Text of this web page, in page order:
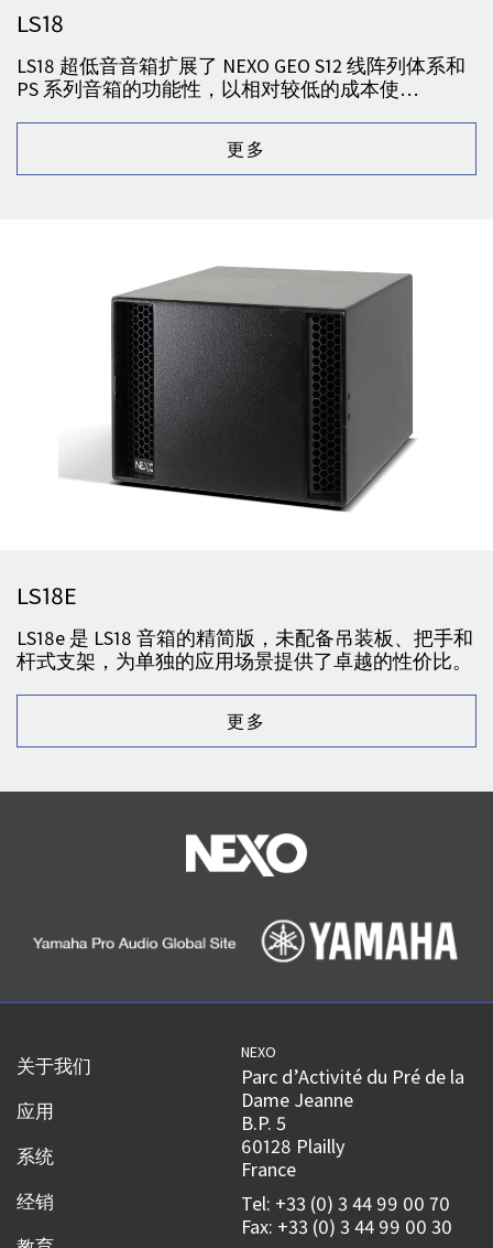
LS18
LS18 超低音音箱扩展了 NEXO GEO S12 线阵列体系和
PS 系列音箱的功能性，以相对较低的成本使…
LS18E
LS18e 是 LS18 音箱的精简版，未配备吊装板、把手和
杆式支架，为单独的应用场景提供了卓越的性价比。
关于我们
应用
系统
经销
NEXO
Parc d’Activité du Pré de la
Dame Jeanne
B.P. 5
60128 Plailly
France
Tel: +33 (0) 3 44 99 00 70
Fax: +33 (0) 3 44 99 00 30